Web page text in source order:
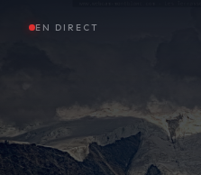
EN DIRECT